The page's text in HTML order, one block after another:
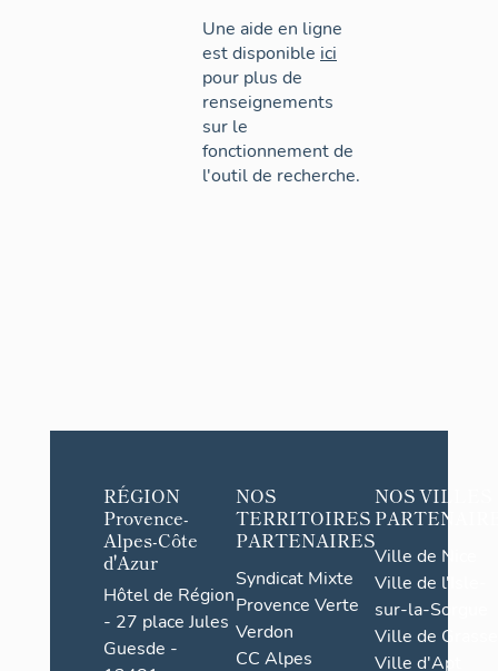
Une aide en ligne
est disponible ici
pour plus de
renseignements
sur le
fonctionnement de
l'outil de recherche.
RÉGION
Provence-
Alpes-Côte
d'Azur
Hôtel de Région
- 27 place Jules
Guesde -
NOS
TERRITOIRES
PARTENAIRES
Syndicat Mixte
Provence Verte
Verdon
CC Alpes
NOS VILLES
Ville de Nice
Ville de l'Isle-
sur-la-Sorgue
Ville de Grasse
Ville d'Apt